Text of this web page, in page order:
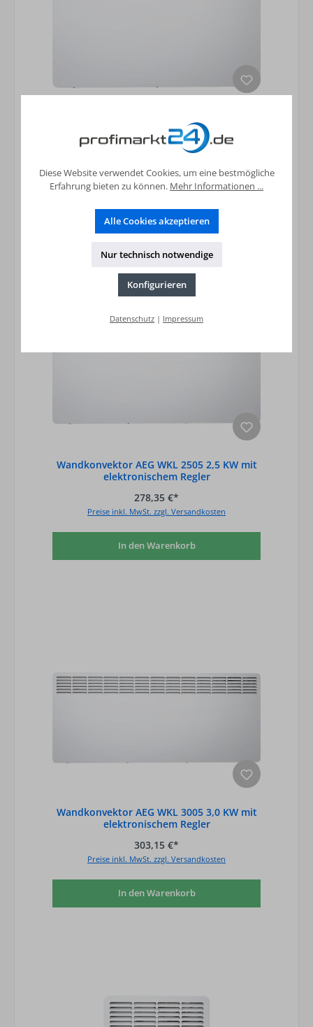
elektronischem Regler
Wandkonvektor AEG WKL 2505 2,5 KW mit
elektronischem Regler
278,35 €*
Preise inkl. MwSt. zzgl. Versandkosten
In den Warenkorb
Wandkonvektor AEG WKL 3005 3,0 KW mit
elektronischem Regler
303,15 €*
Preise inkl. MwSt. zzgl. Versandkosten
In den Warenkorb
Diese Website verwendet Cookies, um eine bestmögliche
Erfahrung bieten zu können. Mehr Informationen ...
Alle Cookies akzeptieren
Nur technisch notwendige
Konfigurieren
Datenschutz | Impressum